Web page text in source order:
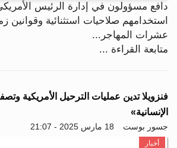
دافع مسؤولون في إدارة الرئيس
استخدامهم صلاحيات استثنائية وقوانين
عشرات المهاجر...
متابعة القراءة ...
فنزويلا تدين عمليات الترحيل الأمريكية
الإنسانية»
جسور بوست 18 مارس 2025 - 21:07
أخبار